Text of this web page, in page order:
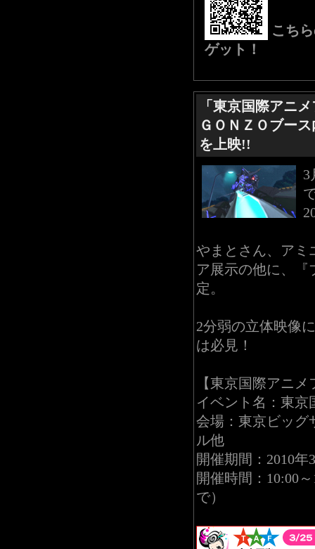
こち
ゲット！
「東京国際アニ
ＧＯＮＺＯブー
を上映!!
3
やまとさん、アミ
ア展示の他に、『
定。
2分弱の立体映像
は必見！
【東京国際アニ
イベント名：東京
会場：東京ビッグ
ル他
開催期間：2010
開催時間：10:00
で）